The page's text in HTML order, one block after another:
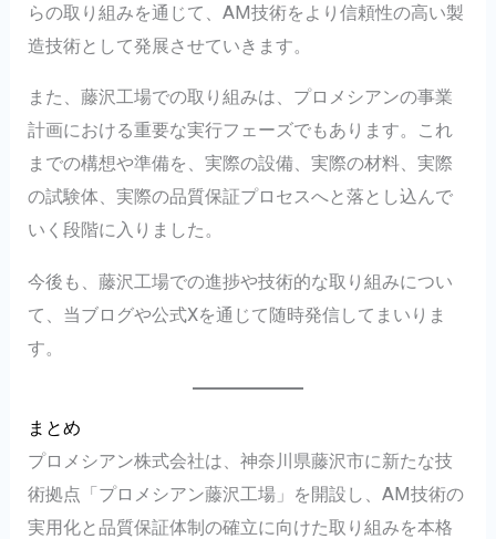
らの取り組みを通じて、AM技術をより信頼性の高い製
造技術として発展させていきます。
また、藤沢工場での取り組みは、プロメシアンの事業
計画における重要な実行フェーズでもあります。これ
までの構想や準備を、実際の設備、実際の材料、実際
の試験体、実際の品質保証プロセスへと落とし込んで
いく段階に入りました。
今後も、藤沢工場での進捗や技術的な取り組みについ
て、当ブログや公式Xを通じて随時発信してまいりま
す。
まとめ
プロメシアン株式会社は、神奈川県藤沢市に新たな技
術拠点「プロメシアン藤沢工場」を開設し、AM技術の
実用化と品質保証体制の確立に向けた取り組みを本格